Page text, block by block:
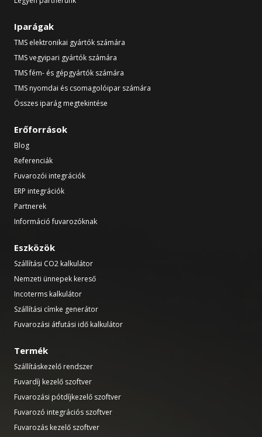
Iparágak
TMS elektronikai gyártók számára
TMS vegyipari gyártók számára
TMS fém- és gépgyártók számára
TMS nyomdai és csomagolóipar számára
Összes iparág megtekintése
Erőforrások
Blog
Referenciák
Fuvarozói integrációk
ERP integrációk
Partnerek
Információ fuvarozóknak
Eszközök
Szállítási CO2 kalkulátor
Nemzeti ünnepek kereső
Incoterms kalkulátor
Szállítási címke generátor
Fuvarozási átfutási idő kalkulátor
Termék
Szállításkezelő rendszer
Fuvardíj kezelő szoftver
Fuvarozási pótdíjkezelő szoftver
Fuvarozó integrációs szoftver
Fuvarozás kezelő szoftver